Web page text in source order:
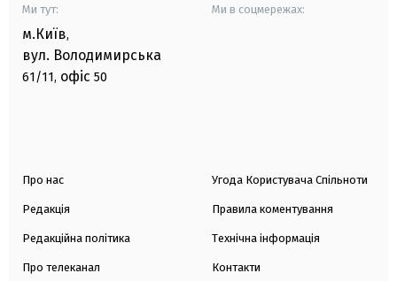
Ми тут:
м.Київ,
вул. Володимирська
61/11, офіс 50
Ми в соцмережах:
Про нас
Редакція
Редакційна політика
Про телеканал
Угода Користувача Спільноти
Правила коментування
Технічна інформація
Контакти